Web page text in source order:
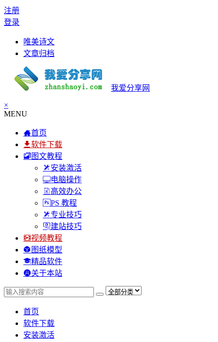
注册
登录
唯美诗文
文章归档
我爱分享网
×
MENU
首页
软件下载
图文教程
安装激活
电脑操作
高效办公
PS 教程
专业技巧
建站技巧
视频教程
图纸模型
精品软件
关于本站
首页
软件下载
安装激活